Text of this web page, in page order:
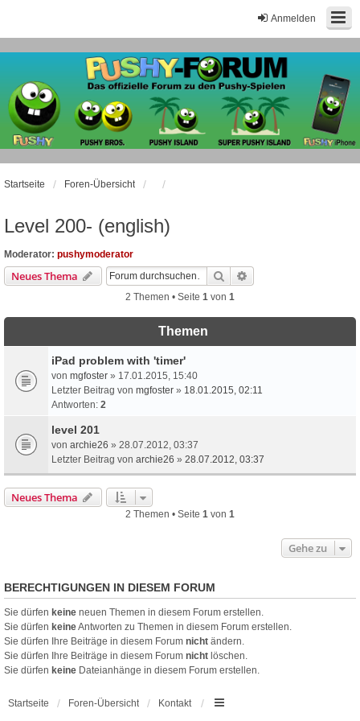
Anmelden
Startseite Foren-Übersicht
Level 200- (english)
Moderator: pushymoderator
Neues Thema Suche
2 Themen • Seite 1 von 1
Themen
iPad problem with 'timer'
von mgfoster » 17.01.2015, 15:40
Letzter Beitrag von mgfoster » 18.01.2015, 02:11
Antworten: 2
level 201
von archie26 » 28.07.2012, 03:37
Letzter Beitrag von archie26 » 28.07.2012, 03:37
Neues Thema
2 Themen • Seite 1 von 1
Gehe zu
BERECHTIGUNGEN IN DIESEM FORUM
Sie dürfen keine neuen Themen in diesem Forum erstellen.
Sie dürfen keineAntworten zu Themen in diesem Forum erstellen.
Sie dürfen Ihre Beiträge in diesem Forum nicht ändern.
Sie dürfen Ihre Beiträge in diesem Forum nicht löschen.
Sie dürfen keine Dateianhänge in diesem Forum erstellen.
Startseite Foren-Übersicht Kontakt